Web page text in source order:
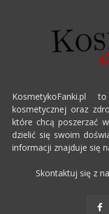
kosmetycznej oraz
które chcą poszerzać
dzielić się swoim
informacji znajduje się
Skontaktuj się z